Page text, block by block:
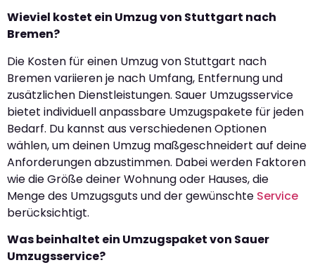
Wieviel kostet ein Umzug von Stuttgart nach
Bremen?
Die Kosten für einen Umzug von Stuttgart nach
Bremen variieren je nach Umfang, Entfernung und
zusätzlichen Dienstleistungen. Sauer Umzugsservice
bietet individuell anpassbare Umzugspakete für jeden
Bedarf. Du kannst aus verschiedenen Optionen
wählen, um deinen Umzug maßgeschneidert auf deine
Anforderungen abzustimmen. Dabei werden Faktoren
wie die Größe deiner Wohnung oder Hauses, die
Menge des Umzugsguts und der gewünschte Service
berücksichtigt.
Was beinhaltet ein Umzugspaket von Sauer
Umzugsservice?